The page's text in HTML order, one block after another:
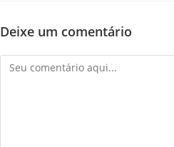
Deixe um comentário